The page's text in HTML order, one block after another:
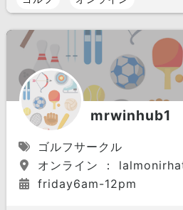
mrwinhub1
ゴルフサークル
オンライン ：
friday6am-12pm